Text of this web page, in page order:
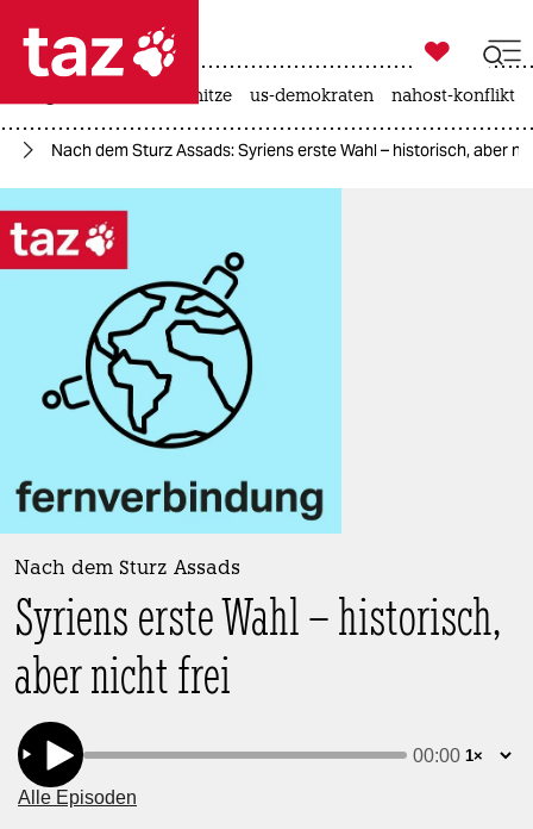
 taz zahl ich
taz zahl ich
themen
politik
gesellschaft
sport
berlin
wahrheit
verlag
verlag
veranstaltungen

taz zahl ich
hitze us-demokraten nahost-konflikt
Nach dem Sturz Assads: Syriens erste Wahl – historisch, aber
Nach dem Sturz Assads
Syriens erste Wahl – historisch,
aber nicht frei